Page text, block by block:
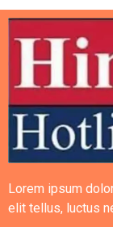
Lorem ipsum
elit tellus, luctus